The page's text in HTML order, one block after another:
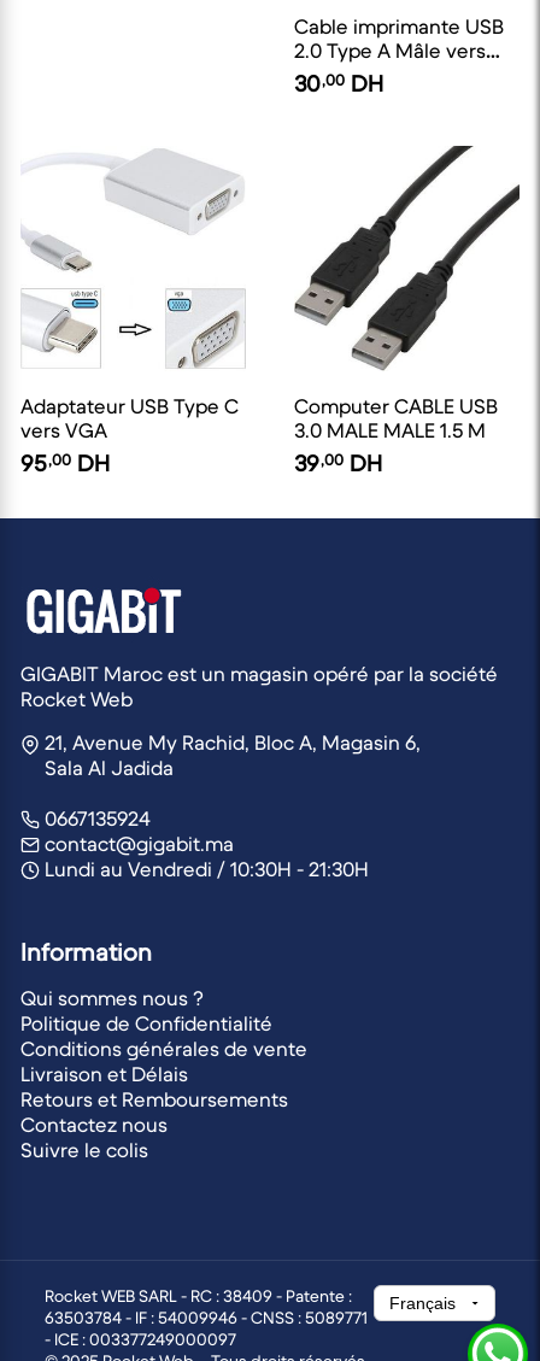
Cable imprimante USB
2.0 Type A Mâle vers
Type B Mâle longueur
1.5M
30,00 DH
Adaptateur USB Type C
vers VGA
95,00 DH
Computer CABLE USB
3.0 MALE MALE 1.5 M
39,00 DH
GIGABIT Maroc est un magasin opéré par la société
Rocket Web
21, Avenue My Rachid, Bloc A, Magasin 6,
Sala Al Jadida
0667135924
contact@gigabit.ma
Lundi au Vendredi / 10:30H - 21:30H
Information
Qui sommes nous ?
Politique de Confidentialité
Conditions générales de vente
Livraison et Délais
Retours et Remboursements
Contactez nous
Suivre le colis
Rocket WEB SARL - RC : 38409 - Patente :
63503784 - IF : 54009946 - CNSS : 5089771
- ICE : 003377249000097